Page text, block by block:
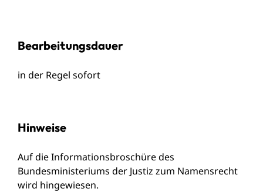
Bearbeitungsdauer
in der Regel sofort
Hinweise
Auf dieInformationsbroschüre des
Bundesministeriums der Justiz zum Namensrecht
wird hingewiesen.